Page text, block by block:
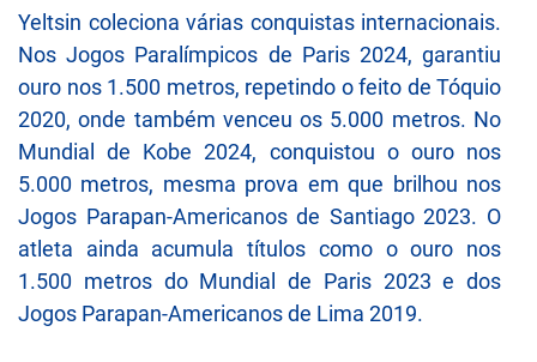
Yeltsin coleciona várias conquistas internacionais.
Nos Jogos Paralímpicos de Paris 2024, garantiu
ouro nos 1.500 metros, repetindo o feito de Tóquio
2020, onde também venceu os 5.000 metros. No
Mundial de Kobe 2024, conquistou o ouro nos
5.000 metros, mesma prova em que brilhou nos
Jogos Parapan-Americanos de Santiago 2023. O
atleta ainda acumula títulos como o ouro nos
1.500 metros do Mundial de Paris 2023 e dos
Jogos Parapan-Americanos de Lima 2019.